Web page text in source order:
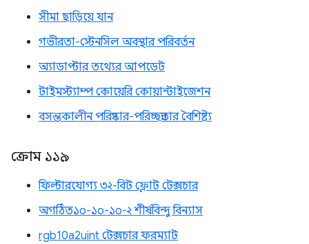
সীমা ছাড়িয়ে যান
গভীরতা-স্টেনসিল অবস্থার পরিবর্তন
অ্যাডাপ্টার তথ্যের আপডেট
টাইমস্ট্যাম্প কোয়েরি কোয়ান্টাইজেশন
বসন্তকালীন পরিষ্কার-পরিচ্ছন্নতার বৈশিষ্ট্য
ক্রোম ১১৯
ফিল্টারযোগ্য ৩২-বিট ফ্লোট টেক্সচার
অগঠিত১০-১০-১০-২ শীর্ষবিন্দু বিন্যাস
rgb10a2uint টেক্সচার ফরম্যাট